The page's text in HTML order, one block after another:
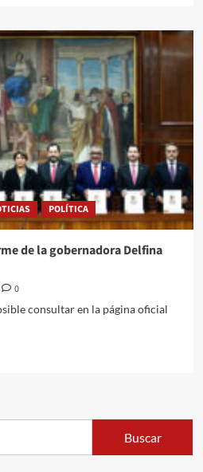
POLÍTICA
de la gobernadora Delfina
0
consultar en la página oficial